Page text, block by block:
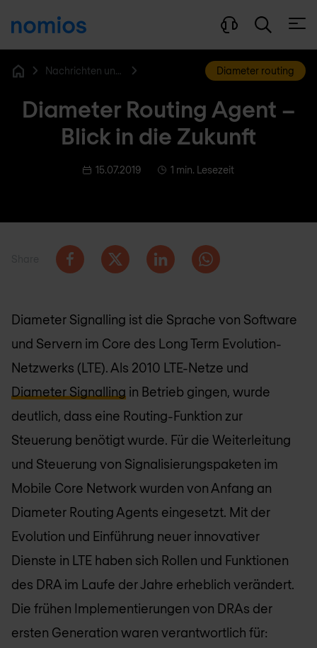
Nachrichten und Blog Diameter routing
Diameter Routing Agent –
Blick in die Zukunft
15.07.2019 1 min. Lesezeit
Diameter Signalling ist die Sprache von Software
und Servern im Core des Long Term Evolution-
Netzwerks (LTE). Als 2010 LTE-Netze und
Diameter Signalling in Betrieb gingen, wurde
deutlich, dass eine Routing-Funktion zur
Steuerung benötigt wurde. Für die Weiterleitung
und Steuerung von Signalisierungspaketen im
Mobile Core Network wurden von Anfang an
Diameter Routing Agents eingesetzt. Mit der
Evolution und Einführung neuer innovativer
Dienste in LTE haben sich Rollen und Funktionen
des DRA im Laufe der Jahre erheblich verändert.
Die frühen Implementierungen von DRAs der
ersten Generation waren verantwortlich für: